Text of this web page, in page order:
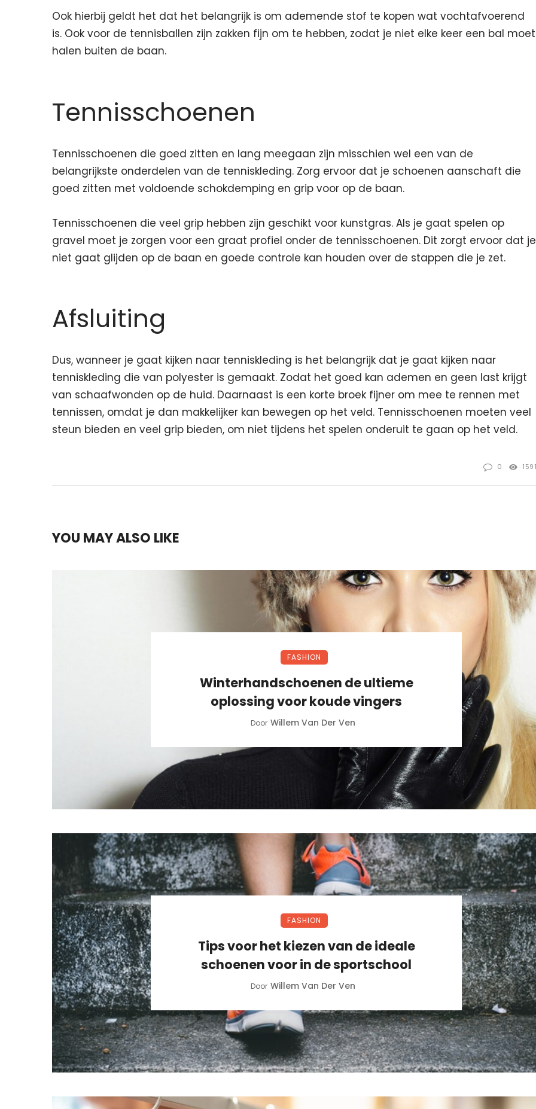
Ook hierbij geldt het dat het belangrijk is om ademende stof te kopen wat vochtafvoerend
is. Ook voor de tennisballen zijn zakken fijn om te hebben, zodat je niet elke keer een bal moet
halen buiten de baan.
Tennisschoenen
Tennisschoenen die goed zitten en lang meegaan zijn misschien wel een van de
belangrijkste onderdelen van de tenniskleding. Zorg ervoor dat je schoenen aanschaft die
goed zitten met voldoende schokdemping en grip voor op de baan.
Tennisschoenen die veel grip hebben zijn geschikt voor kunstgras. Als je gaat spelen op
gravel moet je zorgen voor een graat profiel onder de tennisschoenen. Dit zorgt ervoor dat je
niet gaat glijden op de baan en goede controle kan houden over de stappen die je zet.
Afsluiting
Dus, wanneer je gaat kijken naar tenniskleding is het belangrijk dat je gaat kijken naar
tenniskleding die van polyester is gemaakt. Zodat het goed kan ademen en geen last krijgt
van schaafwonden op de huid. Daarnaast is een korte broek fijner om mee te rennen met
tennissen, omdat je dan makkelijker kan bewegen op het veld. Tennisschoenen moeten veel
steun bieden en veel grip bieden, om niet tijdens het spelen onderuit te gaan op het veld.
0 1591
YOU MAY ALSO LIKE
FASHION
Winterhandschoenen de ultieme
oplossing voor koude vingers
Door Willem Van Der Ven
FASHION
Tips voor het kiezen van de ideale
schoenen voor in de sportschool
Door Willem Van Der Ven